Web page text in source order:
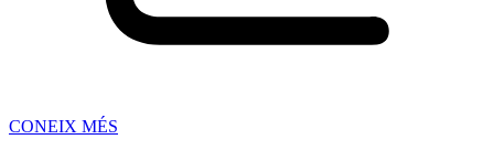
CONEIX MÉS